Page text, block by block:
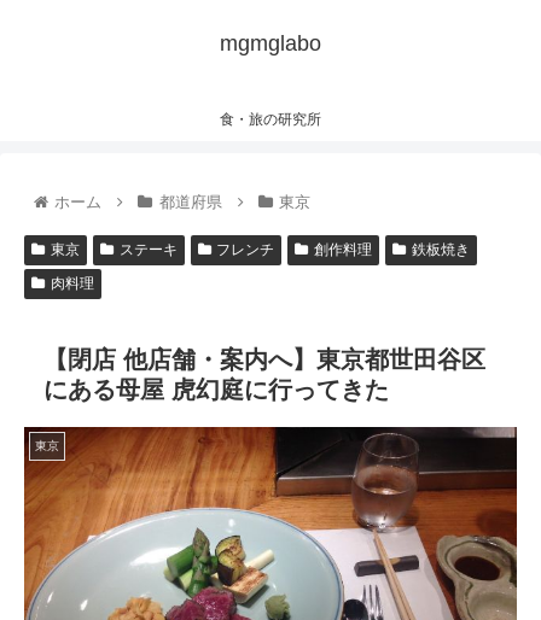
mgmglabo
食・旅の研究所
ホーム 都道府県 東京
東京 ステーキ フレンチ 創作料理
鉄板焼き
肉料理
【閉店 他店舗・案内へ】東京都世田谷区
にある母屋 虎幻庭に行ってきた
東京